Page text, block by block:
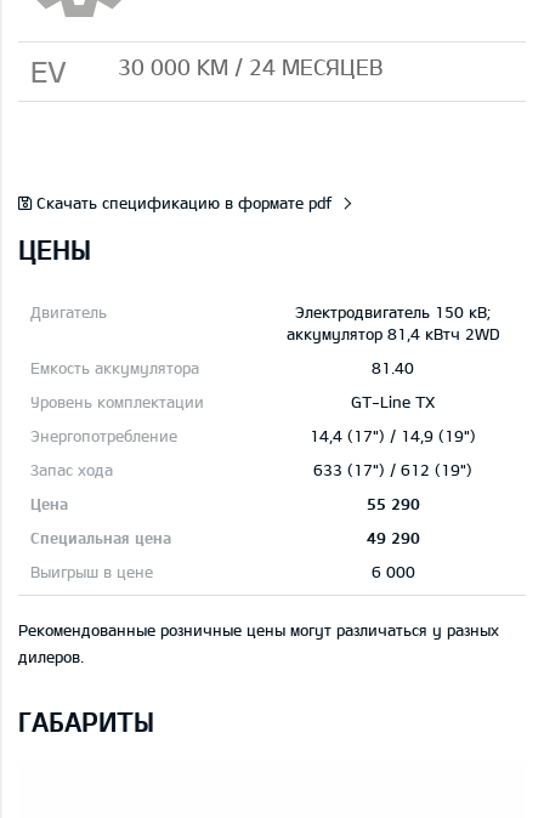
EV 30 000 КМ / 24 МЕСЯЦЕВ
Скачать спецификацию в формате pdf
ЦЕНЫ
Электродвигатель 150 кВ;
aккумулятор 81,4 кВтч 2WD
81.40
GT-Line TX
14,4 (17") / 14,9 (19")
633 (17") / 612 (19")
55 290
49 290
6 000
Рекомендованные розничные цены могут различаться у разных
дилеров.
ГАБАРИТЫ